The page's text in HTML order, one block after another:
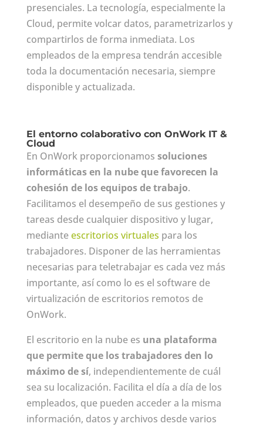
presenciales. La tecnología, especialmente la
Cloud, permite volcar datos, parametrizarlos y
compartirlos de forma inmediata. Los
empleados de la empresa tendrán accesible
toda la documentación necesaria, siempre
disponible y actualizada.
El entorno colaborativo con OnWork IT &
Cloud
En OnWork proporcionamos soluciones
informáticas en la nube que favorecen la
cohesión de los equipos de trabajo.
Facilitamos el desempeño de sus gestiones y
tareas desde cualquier dispositivo y lugar,
medianteescritorios virtuales para los
trabajadores. Disponer de las herramientas
necesarias para teletrabajar es cada vez más
importante, así como lo es el software de
virtualización de escritorios remotos de
OnWork.
El escritorio en la nube es una plataforma
que permite que los trabajadores den lo
máximo de sí, independientemente de cuál
sea su localización. Facilita el día a día de los
empleados, que pueden acceder a la misma
información, datos y archivos desde varios